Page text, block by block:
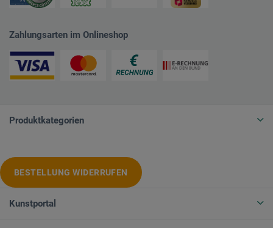
Zahlungsarten im Onlineshop
Produktkategorien
BESTELLUNG WIDERRUFEN
Kunstportal